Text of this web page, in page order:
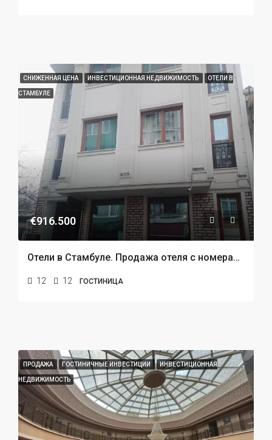
СНИЖЕННАЯ ЦЕНА ИНВЕСТИЦИОННАЯ НЕДВИЖИМОСТЬ ОТЕЛИ В
СТАМБУЛЕ
€916.500
Отели в Стамбуле. Продажа отеля с номерами студия в районе Таксим
12 12 ГОСТИНИЦА
ПРОДАЖА ГОСТИНИЧНЫЕ ИНВЕСТИЦИИ ИНВЕСТИЦИОННАЯ
НЕДВИЖИМОСТЬ